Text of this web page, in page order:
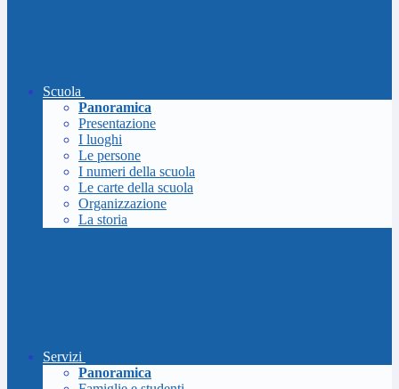
Scuola
Panoramica
Presentazione
I luoghi
Le persone
I numeri della scuola
Le carte della scuola
Organizzazione
La storia
Servizi
Panoramica